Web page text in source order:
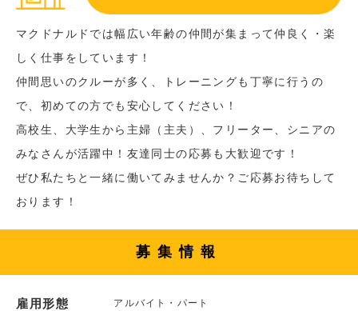
マクドナルドでは幅広い年齢の仲間が集まって仲良く・楽
しく仕事をしています！
仲間思いのクルーが多く、トレーニングも丁寧に行うの
で、初めての方でも安心してください！
高校生、大学生から主婦（主夫）、フリーター、シニアの
みなさんが活躍中！友達同士の応募も大歓迎です！
ぜひ私たちと一緒に働いてみませんか？ご応募お待ちして
おります！
募集情報
雇用形態 アルバイト・パート